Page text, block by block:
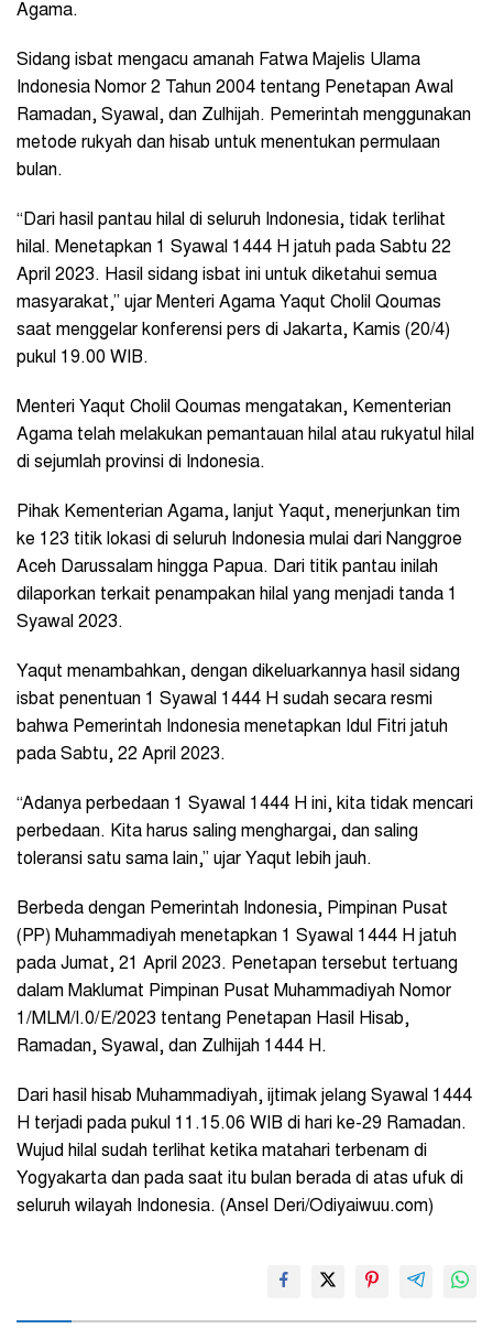
Agama.
Sidang isbat mengacu amanah Fatwa Majelis Ulama
Indonesia Nomor 2 Tahun 2004 tentang Penetapan Awal
Ramadan, Syawal, dan Zulhijah. Pemerintah menggunakan
metode rukyah dan hisab untuk menentukan permulaan
bulan.
“Dari hasil pantau hilal di seluruh Indonesia, tidak terlihat
hilal. Menetapkan 1 Syawal 1444 H jatuh pada Sabtu 22
April 2023. Hasil sidang isbat ini untuk diketahui semua
masyarakat,” ujar Menteri Agama Yaqut Cholil Qoumas
saat menggelar konferensi pers di Jakarta, Kamis (20/4)
pukul 19.00 WIB.
Menteri Yaqut Cholil Qoumas mengatakan, Kementerian
Agama telah melakukan pemantauan hilal atau rukyatul hilal
di sejumlah provinsi di Indonesia.
Pihak Kementerian Agama, lanjut Yaqut, menerjunkan tim
ke 123 titik lokasi di seluruh Indonesia mulai dari Nanggroe
Aceh Darussalam hingga Papua. Dari titik pantau inilah
dilaporkan terkait penampakan hilal yang menjadi tanda 1
Syawal 2023.
Yaqut menambahkan, dengan dikeluarkannya hasil sidang
isbat penentuan 1 Syawal 1444 H sudah secara resmi
bahwa Pemerintah Indonesia menetapkan Idul Fitri jatuh
pada Sabtu, 22 April 2023.
“Adanya perbedaan 1 Syawal 1444 H ini, kita tidak mencari
perbedaan. Kita harus saling menghargai, dan saling
toleransi satu sama lain,” ujar Yaqut lebih jauh.
Berbeda dengan Pemerintah Indonesia, Pimpinan Pusat
(PP) Muhammadiyah menetapkan 1 Syawal 1444 H jatuh
pada Jumat, 21 April 2023. Penetapan tersebut tertuang
dalam Maklumat Pimpinan Pusat Muhammadiyah Nomor
1/MLM/I.0/E/2023 tentang Penetapan Hasil Hisab,
Ramadan, Syawal, dan Zulhijah 1444 H.
Dari hasil hisab Muhammadiyah, ijtimak jelang Syawal 1444
H terjadi pada pukul 11.15.06 WIB di hari ke-29 Ramadan.
Wujud hilal sudah terlihat ketika matahari terbenam di
Yogyakarta dan pada saat itu bulan berada di atas ufuk di
seluruh wilayah Indonesia. (Ansel Deri/Odiyaiwuu.com)